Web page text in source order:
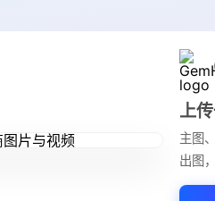
上
主图
出图